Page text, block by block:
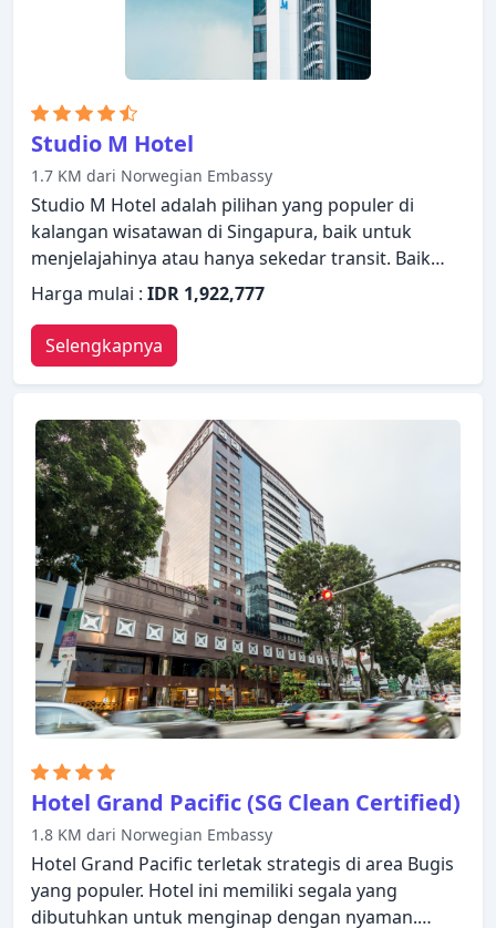
Anda untuk menginap di Carlton Hotel Singapore.
Studio M Hotel
1.7 KM dari Norwegian Embassy
Studio M Hotel adalah pilihan yang populer di
kalangan wisatawan di Singapura, baik untuk
menjelajahinya atau hanya sekedar transit. Baik
pebisnis maupun wisatawan, keduanya dapat
menikmati fasilitas dan layanan hotel. Layanan
kamar 24 jam, WiFi gratis di semua kamar, layanan
kebersihan harian, resepsionis 24 jam, check-
in/check-out cepat ada dalam daftar hal-hal yang
para tamu dapat nikmati. Beberapa kamar
dirancang dengan baik dengan adanya fasilitas
televisi layar datar, ruang keluarga terpisah, akses
internet WiFi (gratis), kamar bebas asap rokok, AC.
Beristirahatlah setelah seharian beraktivitas dan
nikmati pusat kebugaran, kolam renang luar
ruangan. Kemudahan dan kenyamanan membuat
Studio M Hotel pilihan yang sempurna sebagai
tempat menginap Anda di Singapura.
Harga mulai : IDR 1,922,777
Selengkapnya
Hotel Grand Pacific (SG Clean Certified)
1.8 KM dari Norwegian Embassy
Hotel Grand Pacific terletak strategis di area Bugis
yang populer. Hotel ini memiliki segala yang
dibutuhkan untuk menginap dengan nyaman.